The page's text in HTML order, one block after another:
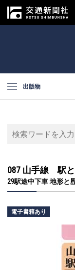
出版物
087 山手線 駅
29駅途中下車 地形と
電子書籍あり